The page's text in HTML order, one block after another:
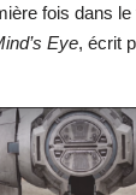
fois dans
Eye, écrit